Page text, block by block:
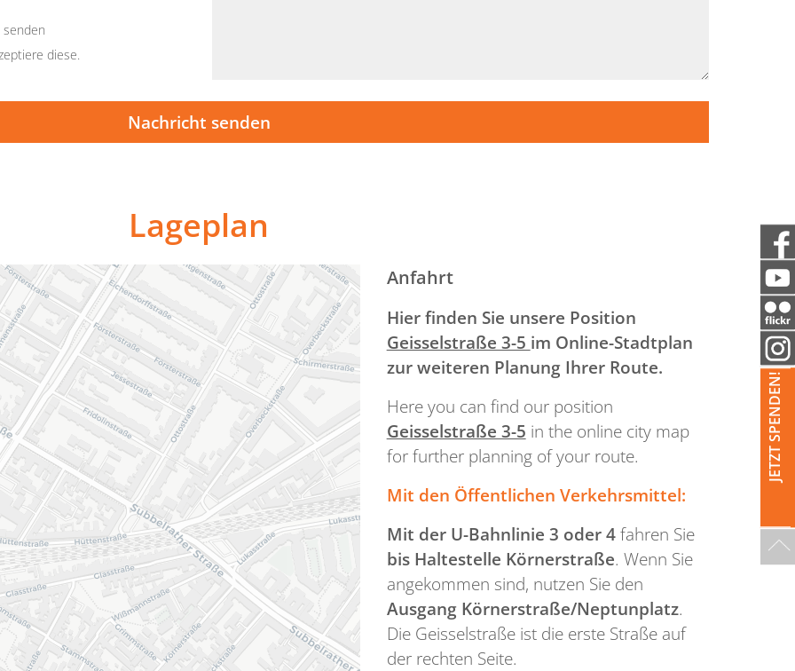
JETZT SPENDEN!
diese.
Lageplan
Anfahrt
Hier finden Sie unsere Position
Geisselstraße 3-5 im Online-Stadtplan
zur weiteren Planung Ihrer Route.
Here you can find our position
Geisselstraße 3-5 in the online city map
for further planning of your route.
Mit den Öffentlichen Verkehrsmittel:
Mit der U-Bahnlinie 3 oder 4fahren Sie
bis Haltestelle Körnerstraße. Wenn Sie
angekommen sind, nutzen Sie den
Ausgang Körnerstraße/Neptunplatz.
Die Geisselstraße ist die erste Straße auf
der rechten Seite.